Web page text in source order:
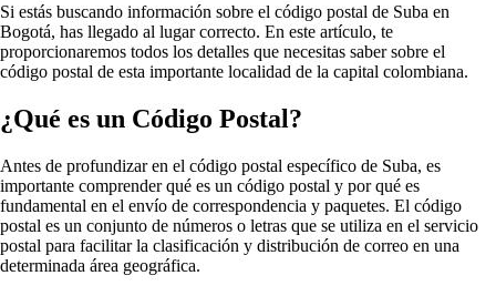
Si estás buscando información sobre el código postal de Suba en
Bogotá, has llegado al lugar correcto. En este artículo, te
proporcionaremos todos los detalles que necesitas saber sobre el
código postal de esta importante localidad de la capital colombiana.
¿Qué es un Código Postal?
Antes de profundizar en el código postal específico de Suba, es
importante comprender qué es un código postal y por qué es
fundamental en el envío de correspondencia y paquetes. El código
postal es un conjunto de números o letras que se utiliza en el servicio
postal para facilitar la clasificación y distribución de correo en una
determinada área geográfica.